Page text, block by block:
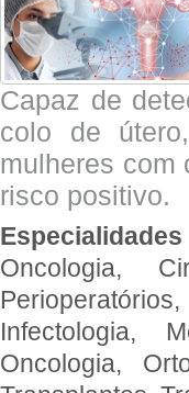
Capaz de
colo de
mulheres com
risco positivo.
Oncologia,
Infectologia,
Oncologia,